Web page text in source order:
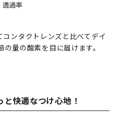
ンタクトレンズと比べてデイ
量の酸素を目に届けます。
快適なつけ心地！